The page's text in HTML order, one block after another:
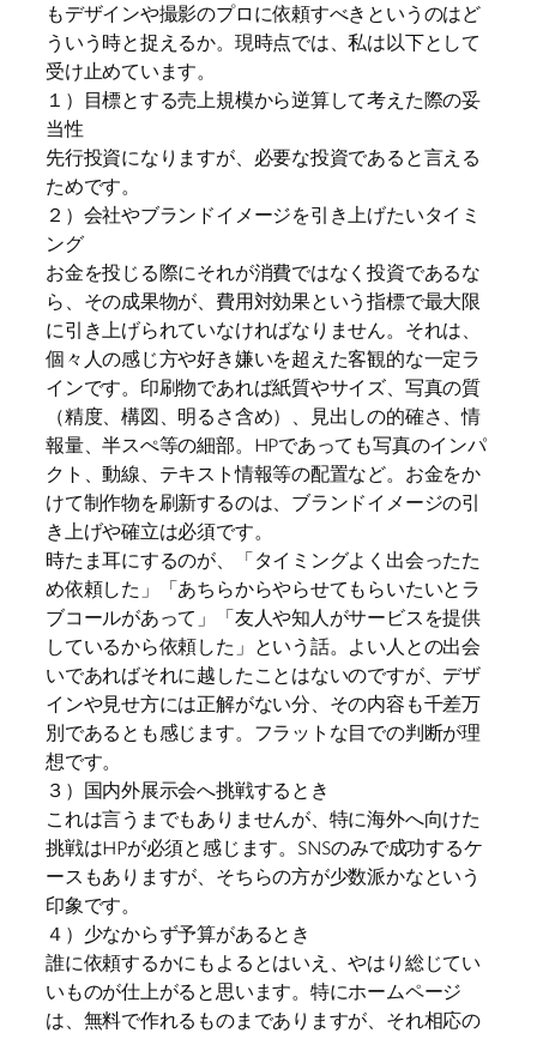
もデザインや撮影のプロに依頼すべきというのはど
ういう時と捉えるか。現時点では、私は以下として
受け止めています。
１）目標とする売上規模から逆算して考えた際の妥
当性
先行投資になりますが、必要な投資であると言える
ためです。
２）会社やブランドイメージを引き上げたいタイミ
ング
お金を投じる際にそれが消費ではなく投資であるな
ら、その成果物が、費用対効果という指標で最大限
に引き上げられていなければなりません。それは、
個々人の感じ方や好き嫌いを超えた客観的な一定ラ
インです。印刷物であれば紙質やサイズ、写真の質
（精度、構図、明るさ含め）、見出しの的確さ、情
報量、半スぺ等の細部。HPであっても写真のインパ
クト、動線、テキスト情報等の配置など。お金をか
けて制作物を刷新するのは、ブランドイメージの引
き上げや確立は必須です。
時たま耳にするのが、「タイミングよく出会ったた
め依頼した」「あちらからやらせてもらいたいとラ
ブコールがあって」「友人や知人がサービスを提供
しているから依頼した」という話。よい人との出会
いであればそれに越したことはないのですが、デザ
インや見せ方には正解がない分、その内容も千差万
別であるとも感じます。フラットな目での判断が理
想です。
３）国内外展示会へ挑戦するとき
これは言うまでもありませんが、特に海外へ向けた
挑戦はHPが必須と感じます。SNSのみで成功するケ
ースもありますが、そちらの方が少数派かなという
印象です。
４）少なからず予算があるとき
誰に依頼するかにもよるとはいえ、やはり総じてい
いものが仕上がると思います。特にホームページ
は、無料で作れるものまでありますが、それ相応の